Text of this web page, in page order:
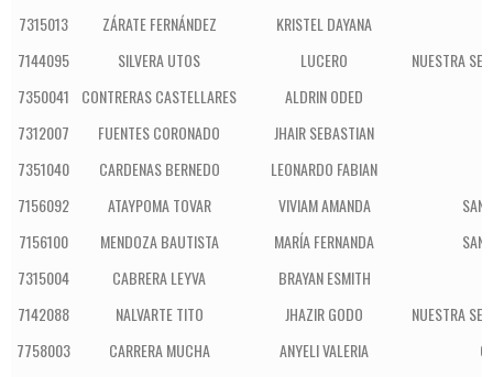
7315013
ZÁRATE FERNÁNDEZ KRISTEL DAYANA
7144095
SILVERA UTOS LUCERO
NUESTRA
7350041
CONTRERAS CASTELLARES ALDRIN ODED
7312007
FUENTES CORONADO JHAIR SEBASTIAN
7351040
CARDENAS BERNEDO LEONARDO FABIAN
7156092
ATAYPOMA TOVAR VIVIAM AMANDA
SAN
7156100
MENDOZA BAUTISTA MARÍA FERNANDA
SAN
7315004
CABRERA LEYVA BRAYAN ESMITH
7142088
NALVARTE TITO JHAZIR GODO
NUESTRA
7758003
CARRERA MUCHA ANYELI VALERIA